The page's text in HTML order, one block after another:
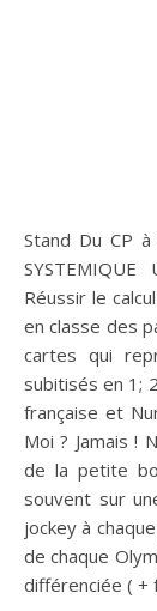
Stand Du CP à la 6e NUMY-CODE.SUBITO INNOVATION
SYSTEMIQUE
Réussir le
en classe des
cartes qui
subitisés en 1;
française et
Moi ? Jamais !
de la petite
souvent sur
jockey à
de chaque
différenciée (